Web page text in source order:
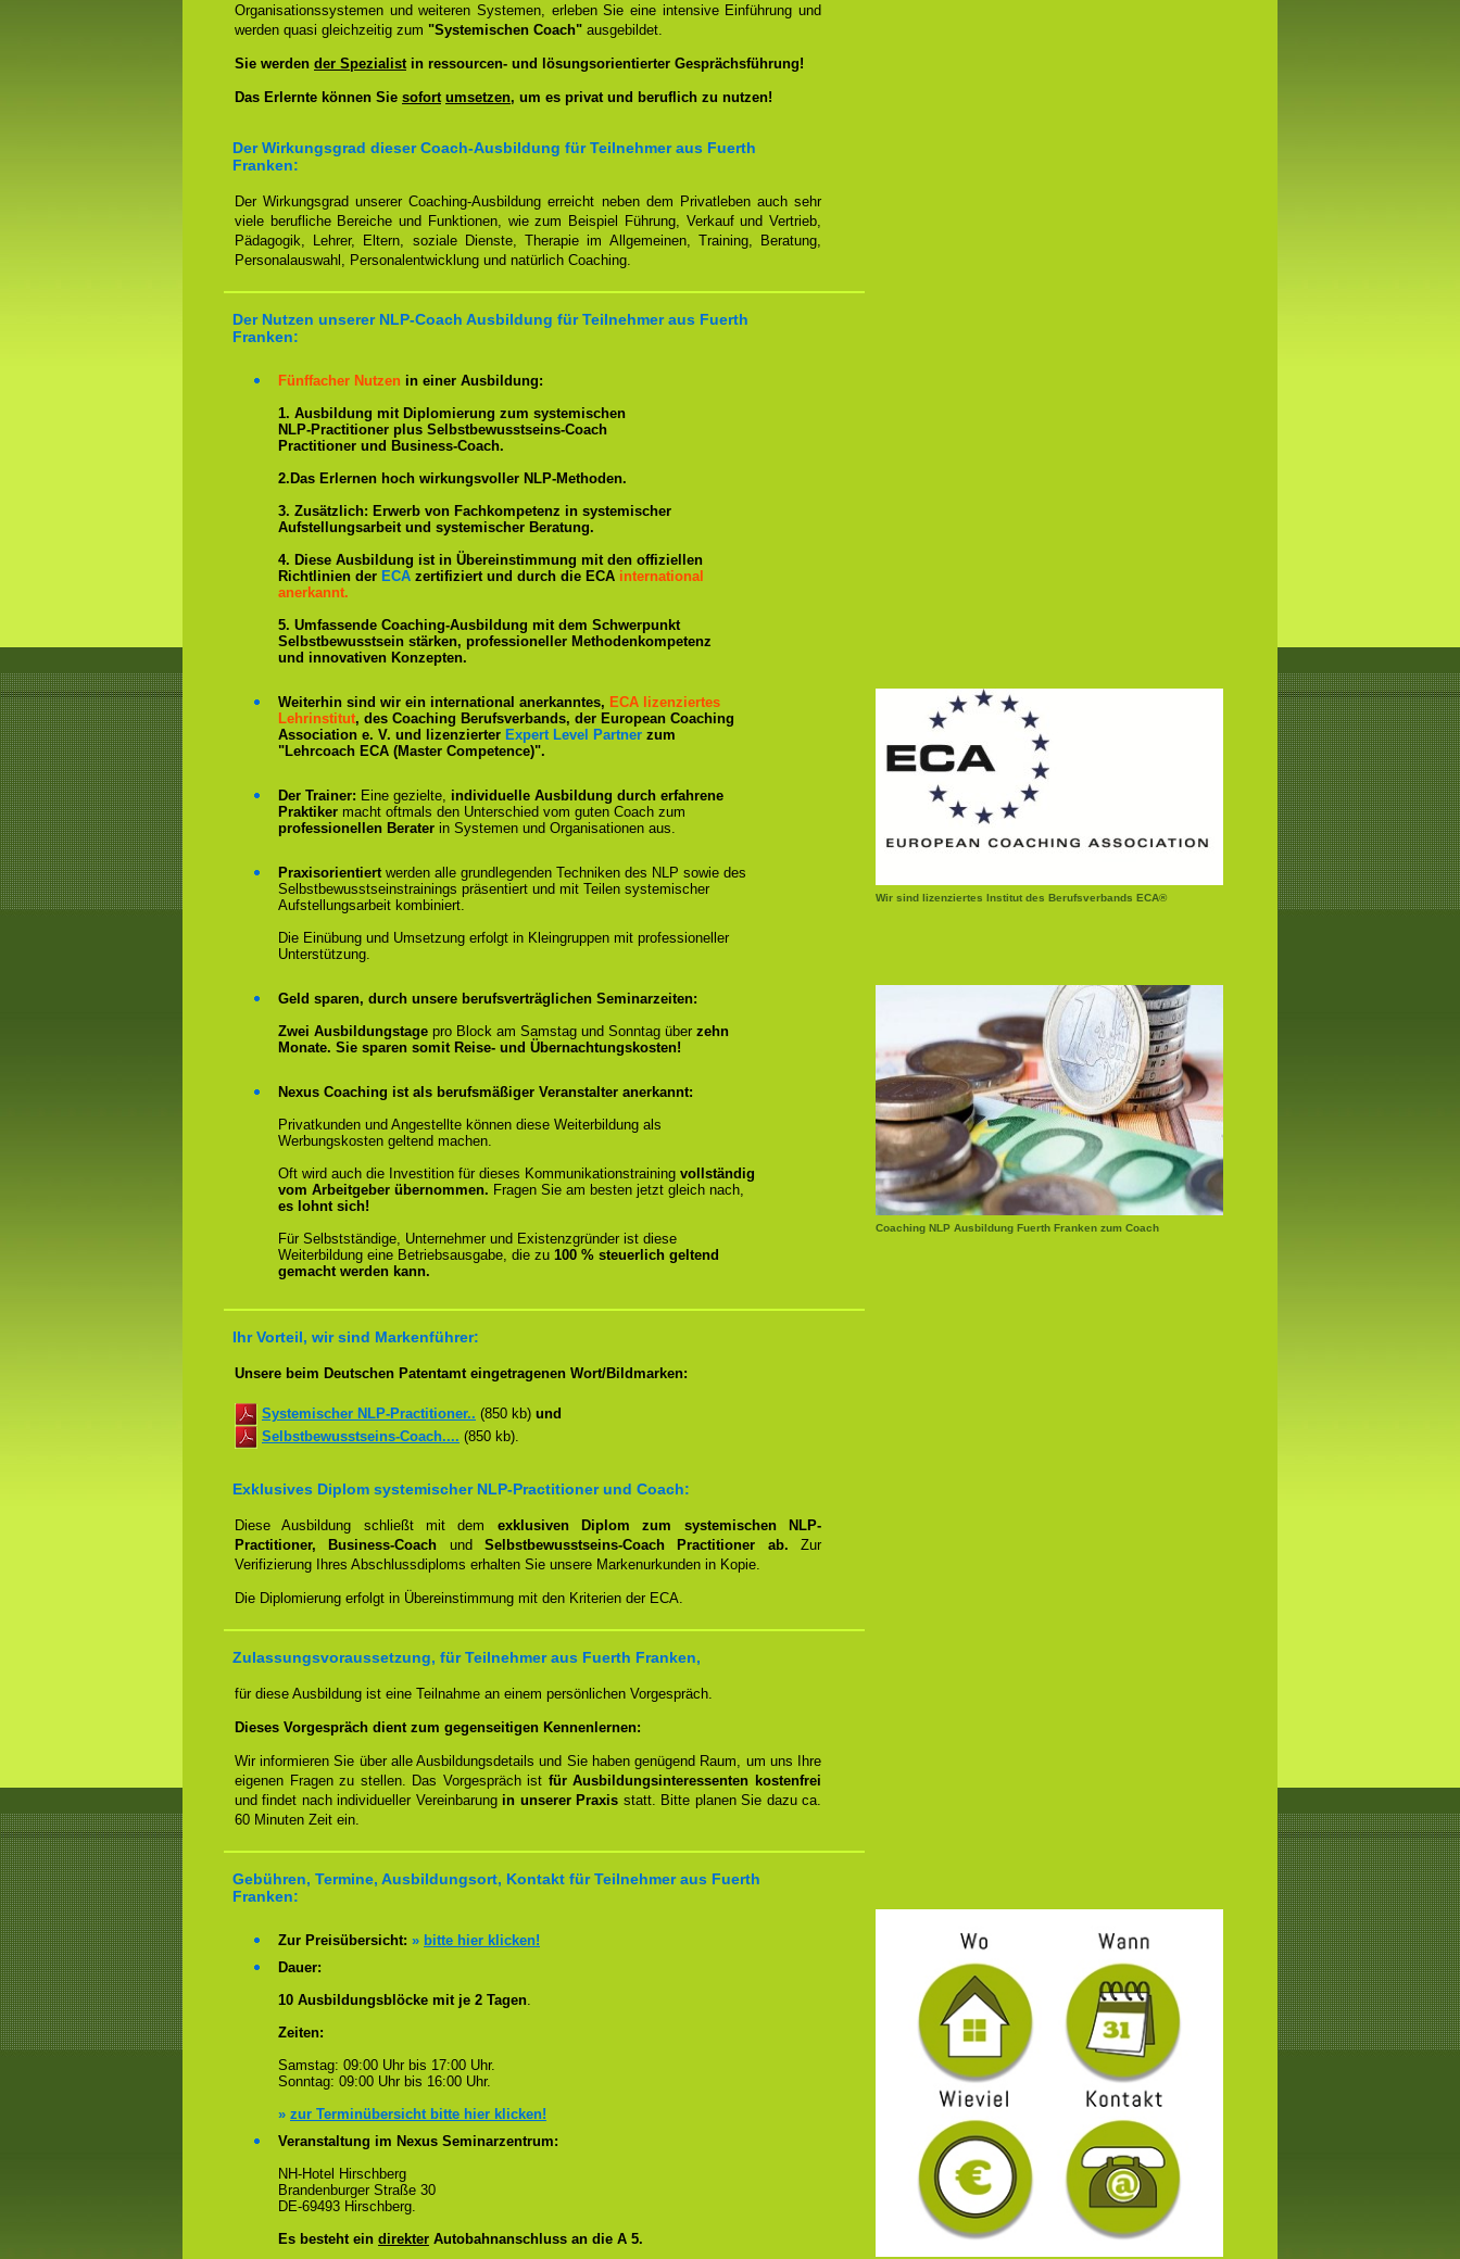
Organisationssystemen und weiteren Systemen, erleben Sie eine intensive Einführung und
werden quasi gleichzeitig zum "Systemischen Coach" ausgebildet.
Sie werden der Spezialistin ressourcen- und lösungsorientierter Gesprächsführung!
Das Erlernte können Sie sofort umsetzen, um es privat und beruflich zu nutzen!
Der Wirkungsgrad dieser Coach-Ausbildung für Teilnehmer aus Fuerth
Franken:
Der Wirkungsgrad unserer Coaching-Ausbildung erreicht neben dem Privatleben auch sehr
viele berufliche Bereiche und Funktionen, wie zum Beispiel Führung, Verkauf und Vertrieb,
Pädagogik, Lehrer, Eltern, soziale Dienste, Therapie im Allgemeinen, Training, Beratung,
Personalauswahl, Personalentwicklung und natürlich Coaching.
Der Nutzen unserer NLP-Coach Ausbildung für Teilnehmer aus Fuerth
Franken:
Fünffacher Nutzen in einer Ausbildung:
1. Ausbildung mit Diplomierung zum systemischen
NLP-Practitioner plus Selbstbewusstseins-Coach
Practitioner und Business-Coach.
2.Das Erlernen hoch wirkungsvoller NLP-Methoden.
3. Zusätzlich: Erwerb von Fachkompetenz in systemischer
Aufstellungsarbeit und systemischer Beratung.
4. Diese Ausbildung ist in Übereinstimmung mit den offiziellen
Richtlinien der ECA zertifiziert und durch die ECA international
anerkannt.
5. Umfassende Coaching-Ausbildung mit dem Schwerpunkt
Selbstbewusstsein stärken, professioneller Methodenkompetenz
und innovativen Konzepten.
Wir sind lizenziertes Institut des Berufsverbands ECA®
Weiterhin sind wir ein international anerkanntes, ECA lizenziertes
Lehrinstitut, des Coaching Berufsverbands, der European Coaching
Association e. V. und lizenzierter Expert Level Partner zum
"Lehrcoach ECA (Master Competence)".
Der Trainer: Eine gezielte, individuelle Ausbildung durch erfahrene
Praktiker macht oftmals den Unterschied vom guten Coach zum
professionellen Berater in Systemen und Organisationen aus.
Praxisorientiertwerden alle grundlegenden Techniken des NLP sowie des
Selbstbewusstseinstrainings präsentiert und mit Teilen systemischer
Aufstellungsarbeit kombiniert.
Die Einübung und Umsetzung erfolgt in Kleingruppen mit professioneller
Unterstützung.
Coaching NLP Ausbildung Fuerth Franken zum Coach
Geld sparen, durch unsere berufsverträglichen Seminarzeiten:
Zwei Ausbildungstage pro Block am Samstag und Sonntag über zehn
Monate. Sie sparen somit Reise- und Übernachtungskosten!
Nexus Coaching ist als berufsmäßiger Veranstalter anerkannt:
Privatkunden und Angestellte können diese Weiterbildung als
Werbungskosten geltend machen.
Oft wird auch die Investition für dieses Kommunikationstraining vollständig
vom Arbeitgeber übernommen. Fragen Sie am besten jetzt gleich nach,
es lohnt sich!
Für Selbstständige, Unternehmer und Existenzgründer ist diese
Weiterbildung eine Betriebsausgabe, die zu 100 % steuerlich geltend
gemacht werden kann.
Ihr Vorteil, wir sind Markenführer:
Unsere beim Deutschen Patentamt eingetragenen Wort/Bildmarken:
Systemischer NLP-Practitioner.. (850 kb) und
Selbstbewusstseins-Coach.... (850 kb).
Exklusives Diplom systemischer NLP-Practitioner und Coach:
Diese Ausbildung schließt mit dem exklusiven Diplom zum systemischen NLP-
Practitioner, Business-Coach undSelbstbewusstseins-Coach Practitioner ab.Zur
Verifizierung Ihres Abschlussdiploms erhalten Sie unsere Markenurkunden in Kopie.
Die Diplomierung erfolgt in Übereinstimmung mit den Kriterien der ECA.
Zulassungsvoraussetzung, für Teilnehmer aus Fuerth Franken,
für diese Ausbildung ist eine Teilnahme an einem persönlichen Vorgespräch.
Dieses Vorgespräch dient zum gegenseitigen Kennenlernen:
Wir informieren Sie über alle Ausbildungsdetails und Sie haben genügend Raum, um uns Ihre
eigenen Fragen zu stellen. Das Vorgespräch ist für Ausbildungsinteressenten kostenfrei
und findet nach individueller Vereinbarung in unserer Praxis statt. Bitte planen Sie dazu ca.
60 Minuten Zeit ein.
Gebühren, Termine, Ausbildungsort, Kontakt für Teilnehmer aus Fuerth
Franken:
Zur Preisübersicht: » bitte hier klicken!
Dauer:
10 Ausbildungsblöcke mit je 2 Tagen.
Zeiten:
Samstag: 09:00 Uhr bis 17:00 Uhr.
Sonntag: 09:00 Uhr bis 16:00 Uhr.
» zur Terminübersicht bitte hier klicken!
Veranstaltung im Nexus Seminarzentrum:
NH-Hotel Hirschberg
Brandenburger Straße 30
DE-69493 Hirschberg.
Es besteht ein direkter Autobahnanschluss an die A 5.